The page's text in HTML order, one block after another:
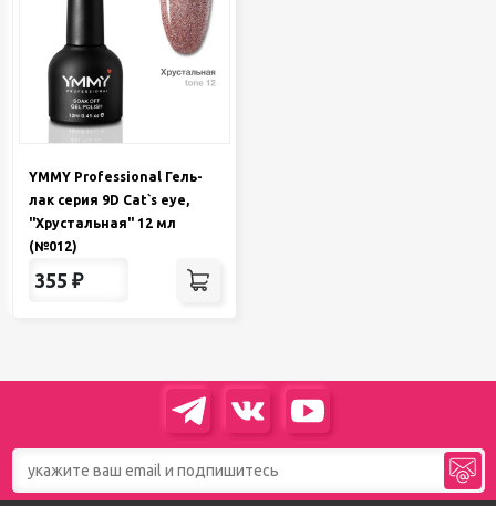
YMMY Professional Гель-
лак серия 9D Cat`s eye,
"Хрустальная" 12 мл
(№012)
355 ₽